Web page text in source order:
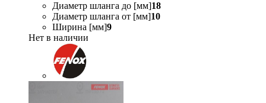
Диаметр шланга до [мм]18
Диаметр шланга от [мм]10
Ширина [мм]9
Нет в наличии